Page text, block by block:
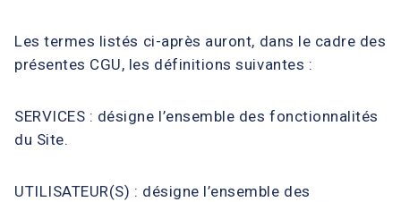
Les termes listés ci-après auront, dans le cadre des
présentes CGU, les définitions suivantes :
SERVICES : désigne l’ensemble des fonctionnalités
du Site.
UTILISATEUR(S) : désigne l’ensemble des